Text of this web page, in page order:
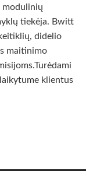
modulinių
tiekėja. Bwitt
didelio
maitinimo
klientus